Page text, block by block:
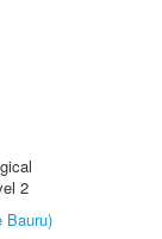
2
Bauru)